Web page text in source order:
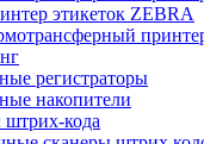
этикеток ZEBRA
регистраторы
накопители
кода